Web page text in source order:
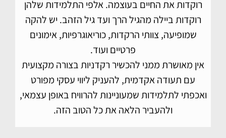
רוקדות את החיים בעוצמה. אלפי התלמידות שלהן
רוקדות ביילה מהגיל הרך ועד גיל הזהב. יש להקה
שמופיעה, צוותי הרקדות, כוריאוגרפיות, אימונים
פרטיים ועוד.
אין מאושרת ממני להכשיר רקדניות בצורה מקצועית
עם תעודה אקדמית, להעניק ליווי עסקי מפורט
ואכפתי לתלמידות שמעוניינות להרוויח באופן עצמאי,
ולהעביר הלאה את כל הטוב הזה.